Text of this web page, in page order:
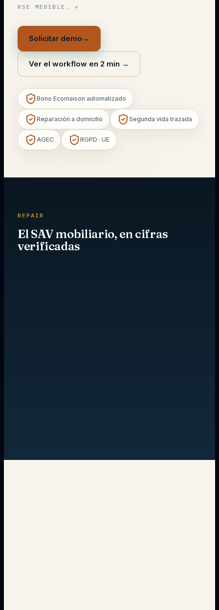
RSE MEDIBLE.
»
Solicitar demo →
Ver el workflow en 2 min →
Bono Ecomaison automatizado
Reparación a domicilio Segunda vida trazada
AGEC RGPD · UE
REPAIR
El SAV mobiliario, en cifras
verificadas